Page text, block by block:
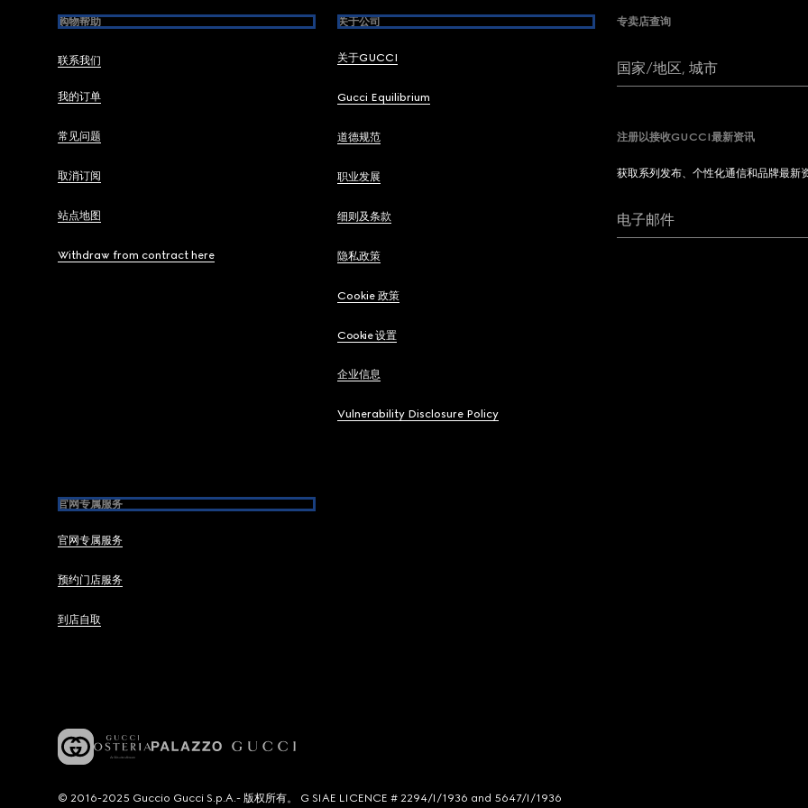
购物帮助
联系我们
我的订单
常见问题
取消订阅
站点地图
Withdraw from contract here
关于公司
关于GUCCI
Gucci Equilibrium
道德规范
职业发展
细则及条款
隐私政策
Cookie 政策
Cookie 设置
企业信息
Vulnerability Disclosure Policy
官网专属服务
官网专属服务
预约门店服务
到店自取
专卖店查询
国家/地区, 城市
注册以接收GUCCI最新资讯
获取系列发布、个性化通信和品牌最新
电子邮件
© 2016-2025 Guccio Gucci S.p.A.- 版权所有。 G SIAE LICENCE # 2294/I/1936 and 5647/I/1936